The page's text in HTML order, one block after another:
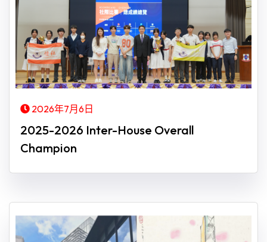
2026年7月6日
2025-2026 Inter-House Overall
Champion